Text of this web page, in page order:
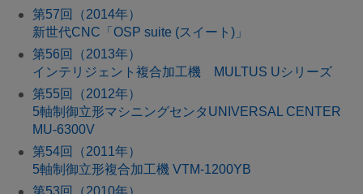
第57回（2014年）
新世代CNC「OSP suite (スイート)」
第56回（2013年）
インテリジェント複合加工機 MULTUS Uシリーズ
第55回（2012年）
5軸制御立形マシニングセンタUNIVERSAL CENTER
MU-6300V
第54回（2011年）
5軸制御立形複合加工機 VTM-1200YB
第53回（2010年）